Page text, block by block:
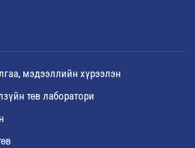
мэдээллийн хүрээлэн
төв лаборатори